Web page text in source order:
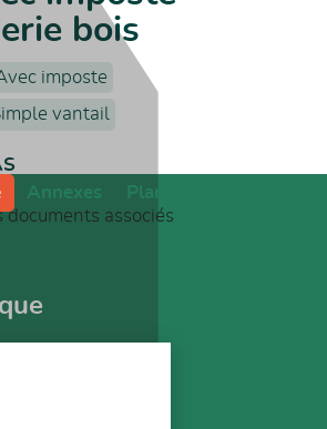
bois
imposte
vantail
documents associés
Annexes Plans